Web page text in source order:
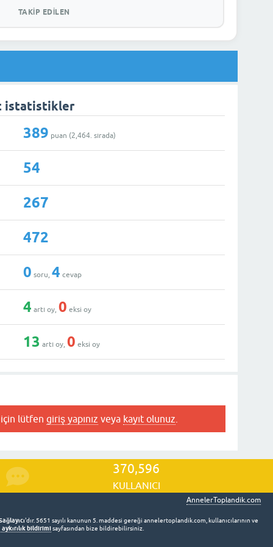
TAKIP EDILEN
istatistikler
389 puan (2,464. sırada)
54
267
472
0 soru,4 cevap
4 artı oy,0 eksi oy
13 artı oy,0 eksi oy
için lütfengiriş yapınız veya kayıt olunuz
370,596
KULLANICI
AnnelerToplandik.com
'dır. 5651 sayılı kanunun 5. maddesi gereği annelertoplandik.com, kullanıcılarının ve
bildirimisayfasından bize bildirebilirsiniz.